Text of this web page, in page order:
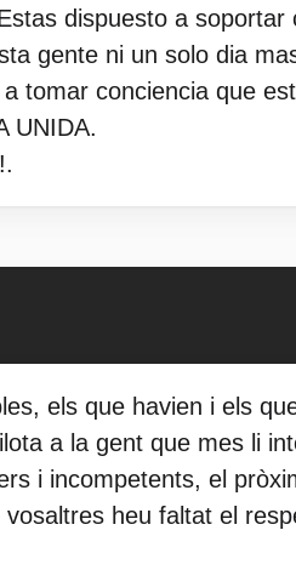
dispuesto a
gente ni un solo dia
tomar conciencia que
UNIDA.
els que havien i els
a la gent que mes li
i incompetents, el
heu faltat el